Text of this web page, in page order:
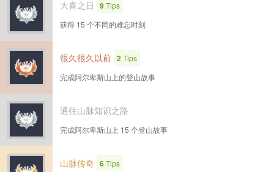
大喜之日 9Tips
获得 15 个不同的难忘时刻
很久很久以前 2Tips
完成阿尔卑斯山上的登山故事
通往山脉知识之路
完成阿尔卑斯山上 15 个登山故事
山脉传奇 6Tips